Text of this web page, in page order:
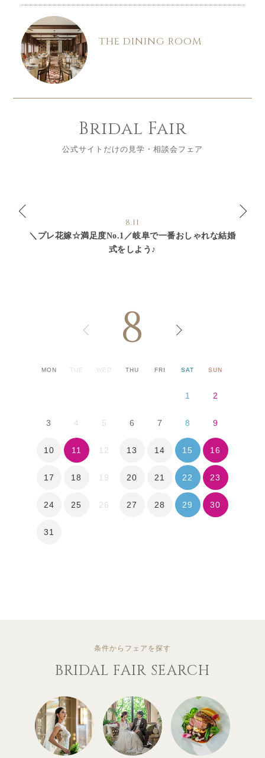
THE DINING ROOM
Bridal Fair
公式サイトだけの見学・相談会フェア
8.11
＼プレ花嫁☆満足度No.1／岐阜で一番おしゃれな結婚
式をしよう♪
8
MON TUE WED THU FRI SAT SUN
1 2
3 4 5 6 7 8 9
10 11 12 13 14 15 16
17 18 19 20 21 22 23
24 25 26 27 28 29 30
31
条件からフェアを探す
BRIDAL FAIR SEARCH